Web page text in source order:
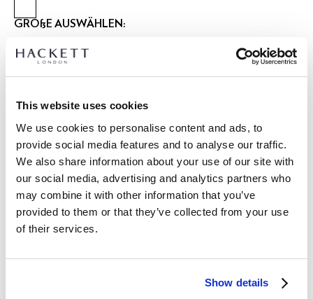
This website uses cookies
We use cookies to personalise content and ads, to
provide social media features and to analyse our traffic.
We also share information about your use of our site with
our social media, advertising and analytics partners who
may combine it with other information that you’ve
provided to them or that they’ve collected from your use
of their services.
Show details
GRÖßE AUSWÄHLEN:
XS S
Größe des Models:1.86 m
ARTIKEL DETAILS
HM4000100
- Hackett London
Fischgrätmuster
LIEFERUNG UND RÜCKGABE
Kostenlose Lieferung und Rückgabe
FREE Click & Collect 4-5 Werktage
JETZT ABONNIERENund genießen Sie 10 % Rabatt auf Ihren